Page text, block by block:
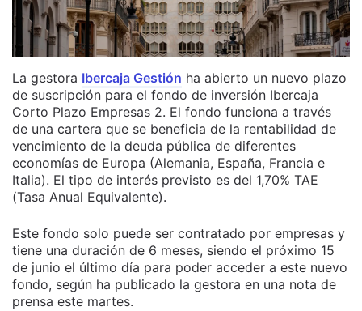
La gestora Ibercaja Gestión ha abierto un nuevo plazo
de suscripción para el fondo de inversión Ibercaja
Corto Plazo Empresas 2. El fondo funciona a través
de una cartera que se beneficia de la rentabilidad de
vencimiento de la deuda pública de diferentes
economías de Europa (Alemania, España, Francia e
Italia). El tipo de interés previsto es del 1,70% TAE
(Tasa Anual Equivalente).
Este fondo solo puede ser contratado por empresas y
tiene una duración de 6 meses, siendo el próximo 15
de junio el último día para poder acceder a este nuevo
fondo, según ha publicado la gestora en una nota de
prensa este martes.